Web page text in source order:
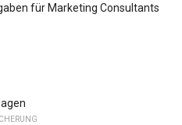
für Marketing Consultants